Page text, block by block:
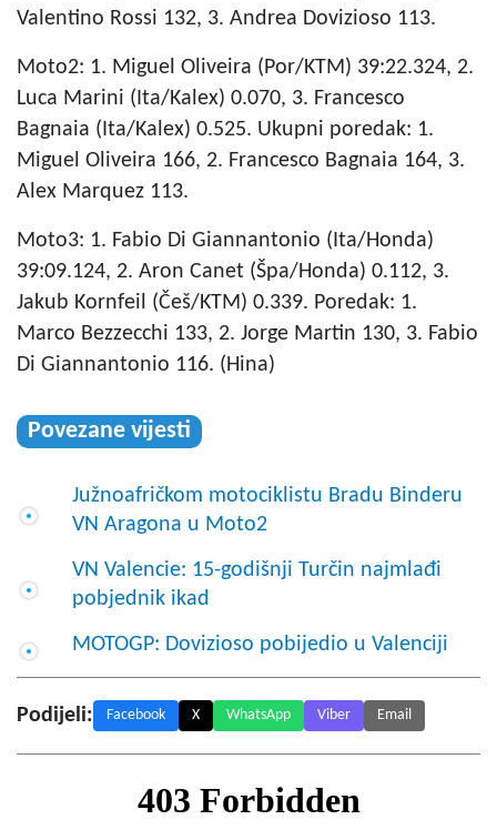
Valentino Rossi 132, 3. Andrea Dovizioso 113.
Moto2: 1. Miguel Oliveira (Por/KTM) 39:22.324, 2.
Luca Marini (Ita/Kalex) 0.070, 3. Francesco
Bagnaia (Ita/Kalex) 0.525. Ukupni poredak: 1.
Miguel Oliveira 166, 2. Francesco Bagnaia 164, 3.
Alex Marquez 113.
Moto3: 1. Fabio Di Giannantonio (Ita/Honda)
39:09.124, 2. Aron Canet (Špa/Honda) 0.112, 3.
Jakub Kornfeil (Češ/KTM) 0.339. Poredak: 1.
Marco Bezzecchi 133, 2. Jorge Martin 130, 3. Fabio
Di Giannantonio 116. (Hina)
Povezane vijesti
Južnoafričkom motociklistu Bradu Binderu
VN Aragona u Moto2
VN Valencie: 15-godišnji Turčin najmlađi
pobjednik ikad
MOTOGP: Dovizioso pobijedio u Valenciji
Podijeli: Facebook X WhatsApp Viber Email